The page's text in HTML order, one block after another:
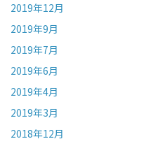
2019年12月
2019年9月
2019年7月
2019年6月
2019年4月
2019年3月
2018年12月